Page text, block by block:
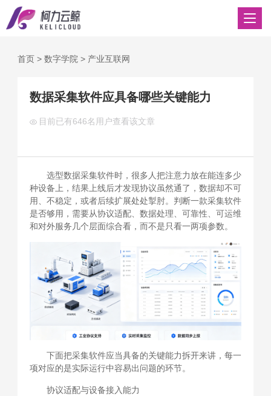
首页> 数字学院 > 产业互联网
数据采集软件应具备哪些关键能力
目前已有646名用户查看该文章
选型数据采集软件时，很多人把注意力放在能连多少
种设备上，结果上线后才发现协议虽然通了，数据却不可
用、不稳定，或者后续扩展处处掣肘。判断一款采集软件
是否够用，需要从协议适配、数据处理、可靠性、可运维
和对外服务几个层面综合看，而不是只看一两项参数。
下面把采集软件应当具备的关键能力拆开来讲，每一
项对应的是实际运行中容易出问题的环节。
协议适配与设备接入能力